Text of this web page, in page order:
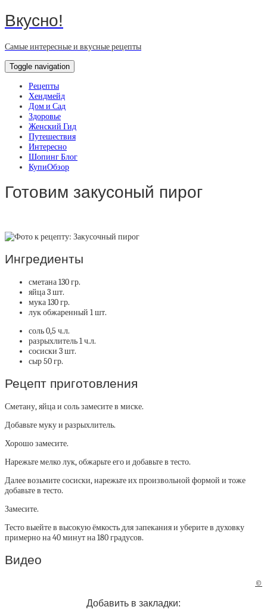
Вкусно!
Самые интересные и вкусные рецепты
Toggle navigation
Рецепты
Хендмейд
Дом и Сад
Здоровье
Женский Гид
Путешествия
Интересно
Шопинг Блог
КупиОбзор
Готовим закусоный пирог
Ингредиенты
сметана 130 гр.
яйца 3 шт.
мука 130 гр.
лук обжаренный 1 шт.
соль 0,5 ч.л.
разрыхлитель 1 ч.л.
сосиски 3 шт.
сыр 50 гр.
Рецепт приготовления
Сметану, яйца и соль замесите в миске.
Добавьте муку и разрыхлитель.
Хорошо замесите.
Нарежьте мелко лук, обжарьте его и добавьте в тесто.
Далее возьмите сосиски, нарежьте их произвольной формой и тоже
добавьте в тесто.
Замесите.
Тесто выейте в высокую ёмкость для запекания и уберите в духовку
примерно на 40 минут на 180 градусов.
Видео
©
Добавить в закладки: